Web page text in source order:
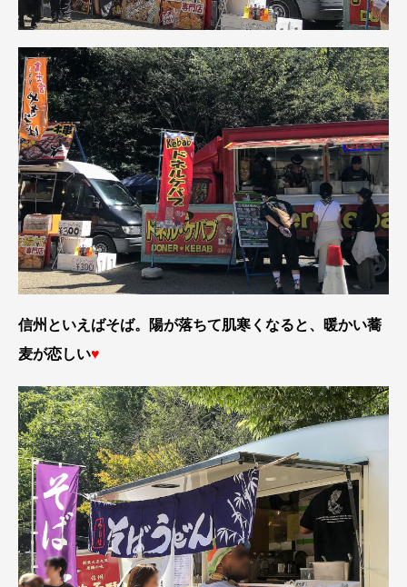
信州といえばそば。陽が落ちて肌寒くなると、暖かい蕎
麦が恋しい♥